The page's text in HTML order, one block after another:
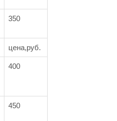
350
цена,руб.
400
450